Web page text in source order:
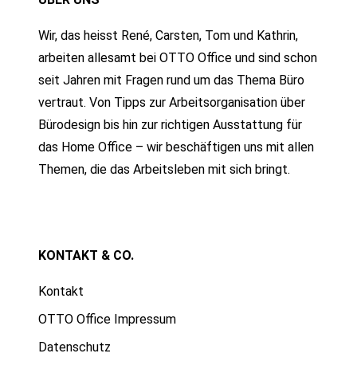
Wir, das heisst René, Carsten, Tom und Kathrin,
arbeiten allesamt bei OTTO Office und sind schon
seit Jahren mit Fragen rund um das Thema Büro
vertraut. Von Tipps zur Arbeitsorganisation über
Bürodesign bis hin zur richtigen Ausstattung für
das Home Office – wir beschäftigen uns mit allen
Themen, die das Arbeitsleben mit sich bringt.
KONTAKT & CO.
Kontakt
OTTO Office Impressum
Datenschutz